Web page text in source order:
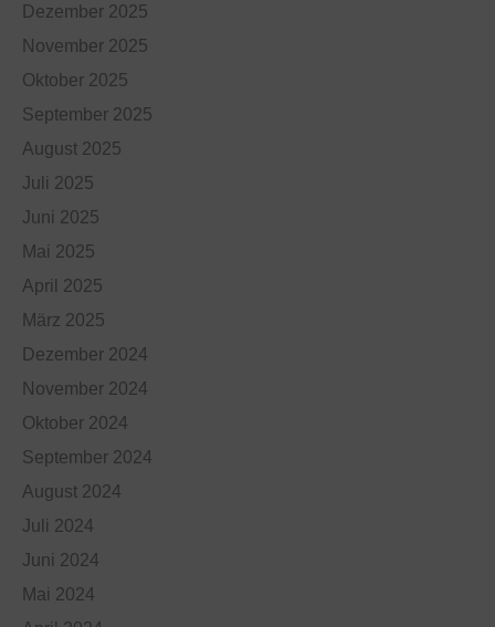
Dezember 2025
November 2025
Oktober 2025
September 2025
August 2025
Juli 2025
Juni 2025
Mai 2025
April 2025
März 2025
Dezember 2024
November 2024
Oktober 2024
September 2024
August 2024
Juli 2024
Juni 2024
Mai 2024